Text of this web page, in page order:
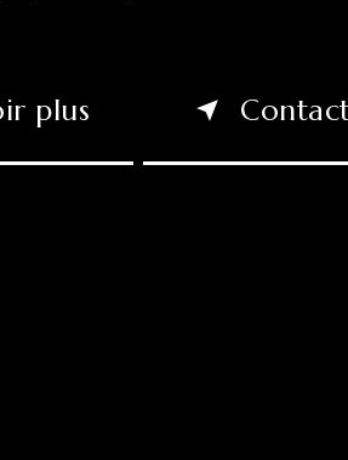
plus